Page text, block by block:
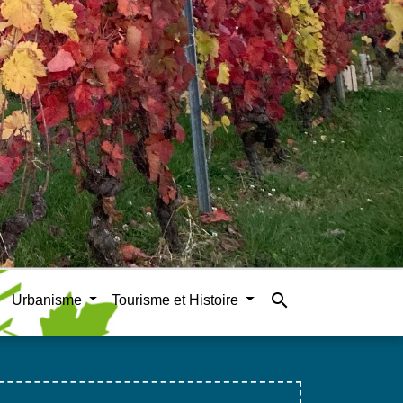
Urbanisme Tourisme et Histoire search